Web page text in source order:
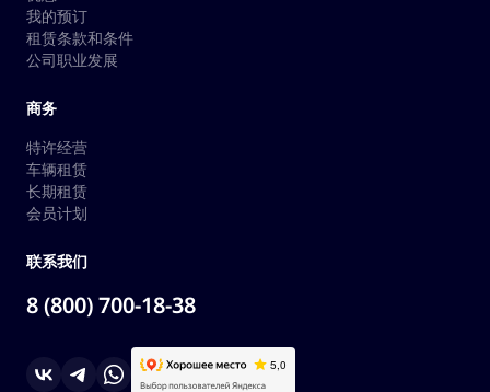
我的预订
租赁条款和条件
公司职业发展
商务
特许经营
车辆租赁
长期租赁
会员计划
联系我们
8 (800) 700-18-38